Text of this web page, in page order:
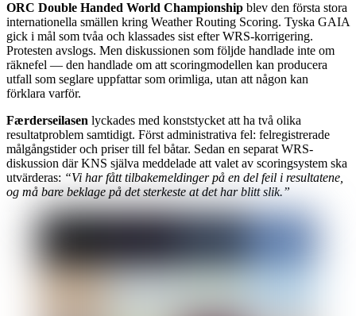
ORC Double Handed World Championship blev den första stora
internationella smällen kring Weather Routing Scoring. Tyska GAIA
gick i mål som tvåa och klassades sist efter WRS-korrigering.
Protesten avslogs. Men diskussionen som följde handlade inte om
räknefel — den handlade om att scoringmodellen kan producera
utfall som seglare uppfattar som orimliga, utan att någon kan
förklara varför.
Færderseilasen lyckades med konststycket att ha två olika
resultatproblem samtidigt. Först administrativa fel: felregistrerade
målgångstider och priser till fel båtar. Sedan en separat WRS-
diskussion där KNS själva meddelade att valet av scoringsystem ska
utvärderas: “Vi har fått tilbakemeldinger på en del feil i resultatene,
og må bare beklage på det sterkeste at det har blitt slik.”